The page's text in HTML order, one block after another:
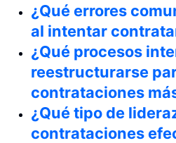
¿Qué errores
al intentar
¿Qué procesos
reestructurarse
contrataciones
¿Qué tipo de
contrataciones